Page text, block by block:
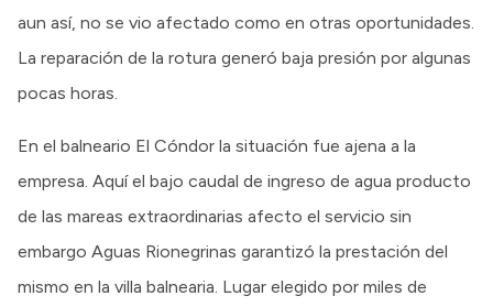
aun así, no se vio afectado como en otras oportunidades.
La reparación de la rotura generó baja presión por algunas
pocas horas.
En el balneario El Cóndor la situación fue ajena a la
empresa. Aquí el bajo caudal de ingreso de agua producto
de las mareas extraordinarias afecto el servicio sin
embargo Aguas Rionegrinas garantizó la prestación del
mismo en la villa balnearia. Lugar elegido por miles de